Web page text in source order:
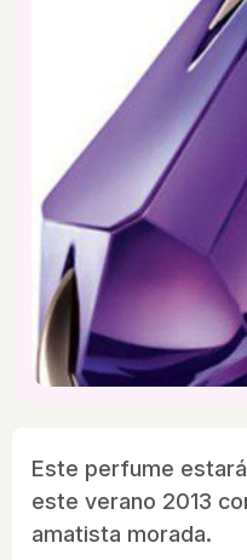
Este perfume
este verano 2013
amatista morada.